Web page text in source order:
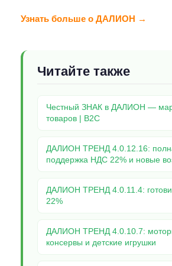
Узнать больше о ДАЛИОН →
Читайте также
Честный ЗНАК в ДАЛИОН —
товаров | B2C
ДАЛИОН ТРЕНД 4.0.12.16:
поддержка НДС 22% и новые
ДАЛИОН ТРЕНД 4.0.11.4:
22%
ДАЛИОН ТРЕНД 4.0.10.7:
консервы и детские игрушки